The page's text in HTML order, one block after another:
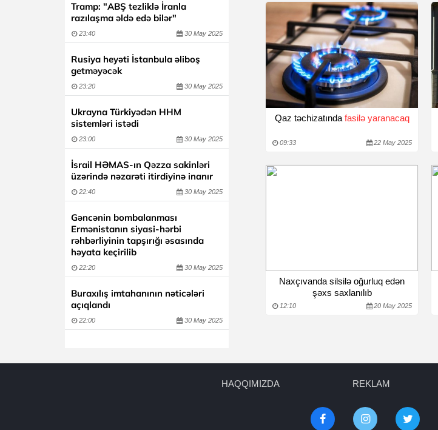
Tramp: "ABŞ tezliklə İranla
razılaşma əldə edə bilər"
23:40 30 May 2025
Rusiya heyəti İstanbula əliboş
getməyəcək
23:20 30 May 2025
Ukrayna Türkiyədən HHM
sistemləri istədi
23:00 30 May 2025
İsrail HƏMAS-ın Qəzza sakinləri
üzərində nəzarəti itirdiyinə inanır
22:40 30 May 2025
Gəncənin bombalanması
Ermənistanın siyasi-hərbi
rəhbərliyinin tapşırığı əsasında
həyata keçirilib
22:20 30 May 2025
Buraxılış imtahanının nəticələri
açıqlandı
22:00 30 May 2025
Qaz təchizatında fasilə yaranacaq
09:33 22 May 2025
Naxçıvanda silsilə oğurluq edən
şəxs saxlanılıb
12:10 20 May 2025
HAQQIMIZDA REKLAM